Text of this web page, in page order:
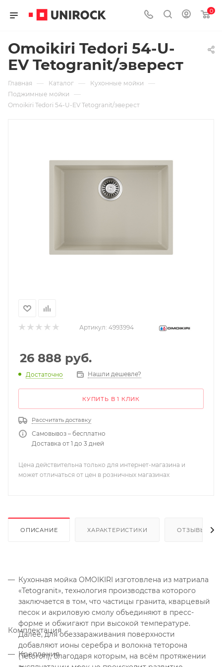
0
Omoikiri Tedori 54-U-
EV Tetogranit/эверест
Главная — Каталог — Кухонные мойки —
Поджимные мойки —
Omoikiri Tedori 54-U-EV Tetogranit/эверест
Артикул: 4993994
26 888 руб.
Достаточно Нашли дешевле?
КУПИТЬ В 1 КЛИК
Рассчитать доставку
Самовывоз – бесплатно
Доставка от 1 до 3 дней
Цена действительна только для интернет-магазина и
может отличаться от цен в розничных магазинах
ОПИСАНИЕ ХАРАКТЕРИСТИКИ ОТЗЫВЫ
Кухонная мойка OMOIKIRI изготовлена из матриала
«Tetogranit», технология производства которого
заключается в том, что частицы гранита, кварцевый
песок и акриловую смолу объединяют в пресс-
форме и обжигают при высокой температуре.
Далее, для обеззараживания поверхности
добавляют ионы серебра и волокна теторона
(Tetoron), благодаря которым, на всём протяжении
Комплектация
Крепления